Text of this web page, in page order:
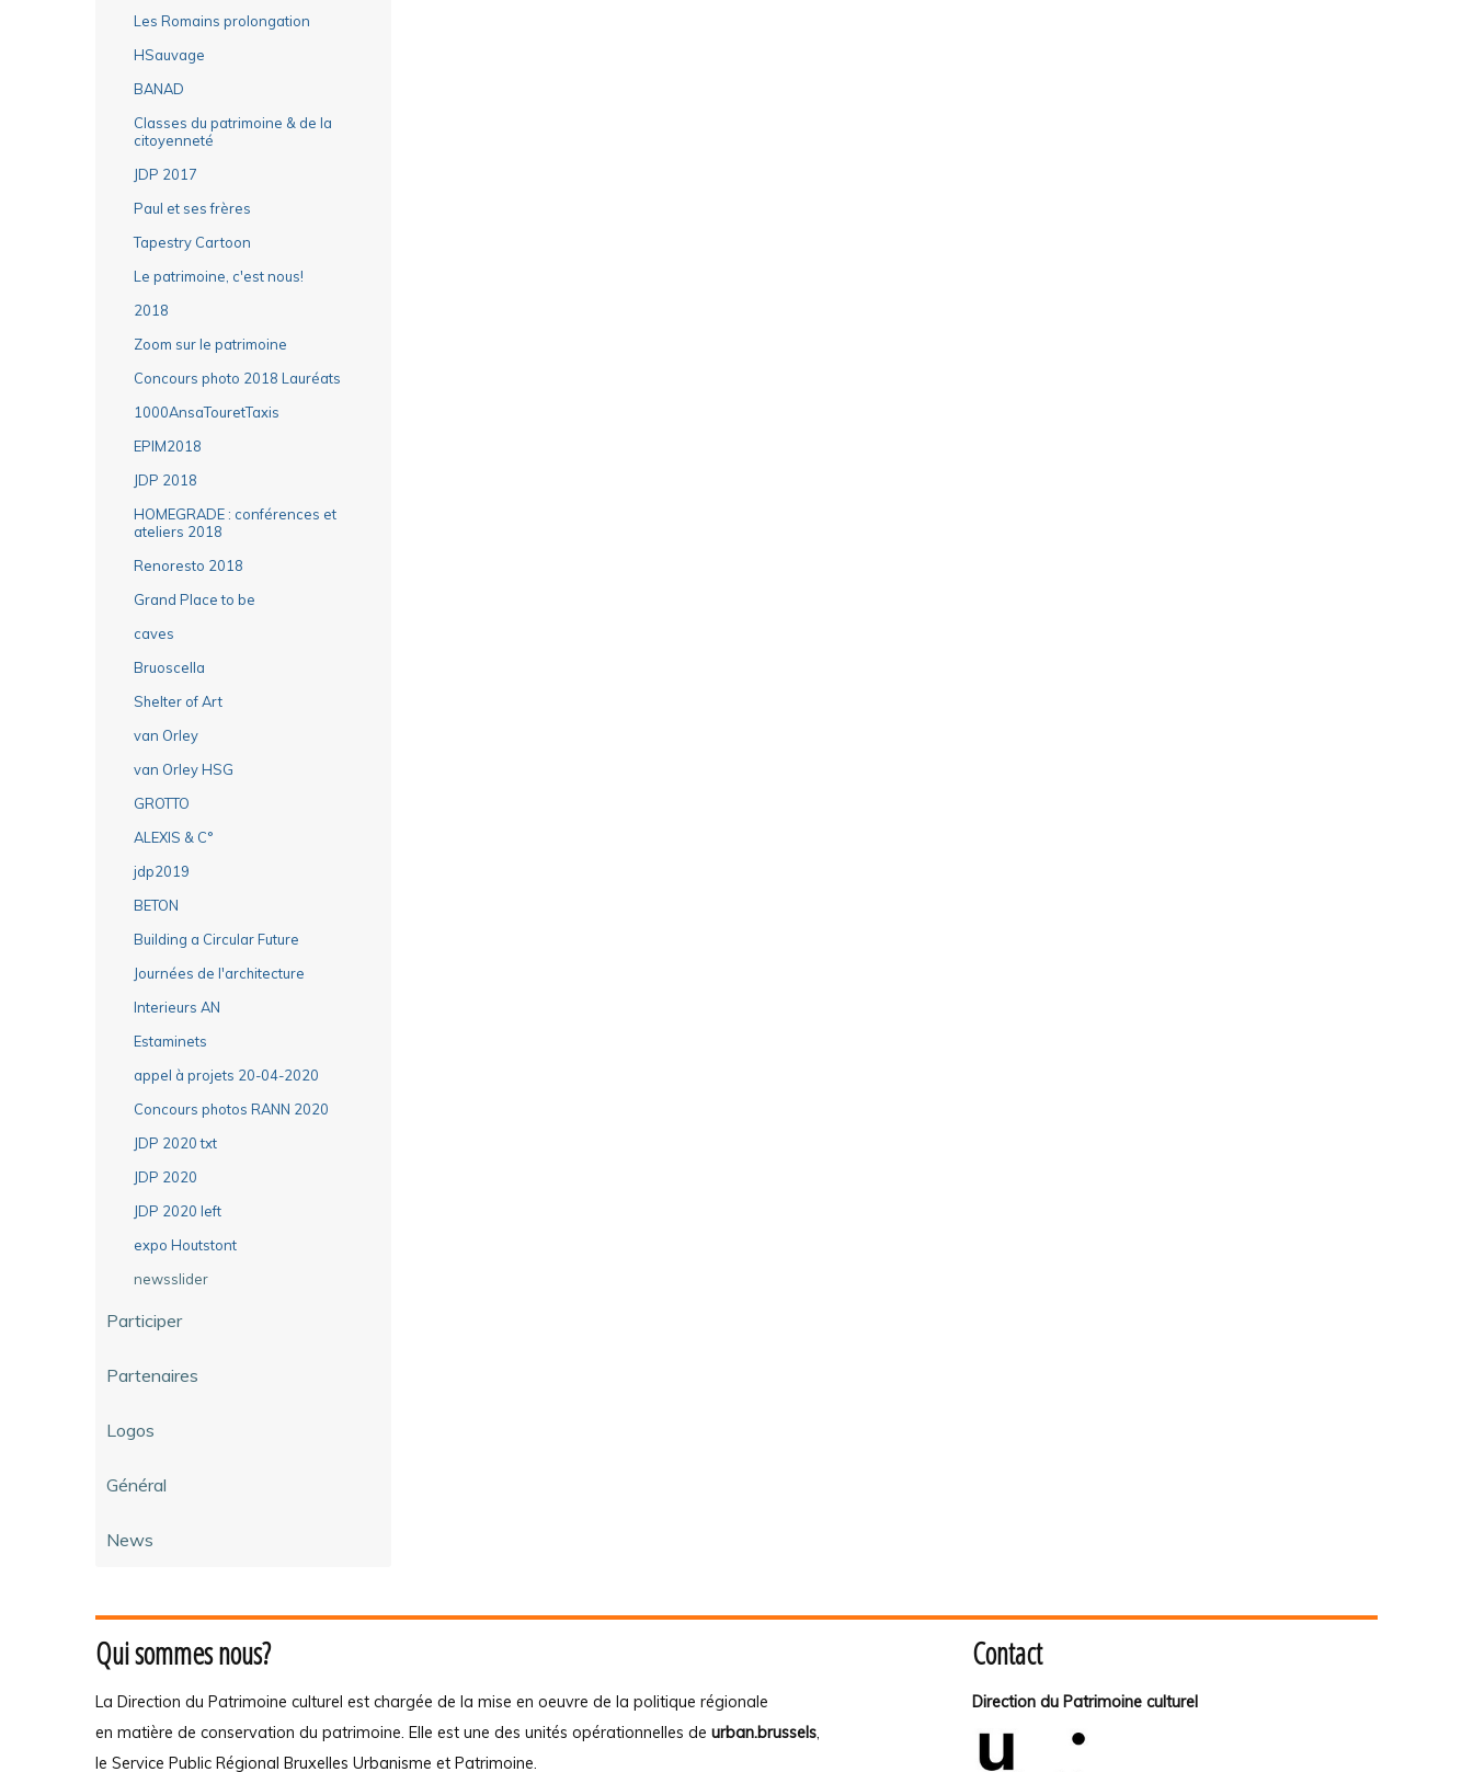
Les Romains prolongation
HSauvage
BANAD
Classes du patrimoine & de la
citoyenneté
JDP 2017
Paul et ses frères
Tapestry Cartoon
Le patrimoine, c'est nous!
2018
Zoom sur le patrimoine
Concours photo 2018 Lauréats
1000AnsaTouretTaxis
EPIM2018
JDP 2018
HOMEGRADE : conférences et
ateliers 2018
Renoresto 2018
Grand Place to be
caves
Bruoscella
Shelter of Art
van Orley
van Orley HSG
GROTTO
ALEXIS & C°
jdp2019
BETON
Building a Circular Future
Journées de l'architecture
Interieurs AN
Estaminets
appel à projets 20-04-2020
Concours photos RANN 2020
JDP 2020 txt
JDP 2020
JDP 2020 left
expo Houtstont
newsslider
Participer
Partenaires
Logos
Général
News
Qui sommes nous?
La Direction du Patrimoine culturel est chargée de la mise en oeuvre de la politique régionale
en matière de conservation du patrimoine. Elle est une des unités opérationnelles de urban.brussels,
le Service Public Régional Bruxelles Urbanisme et Patrimoine.
Contact
Direction du Patrimoine culturel